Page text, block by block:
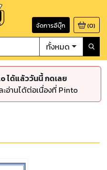
จัดการอีบุ๊ก (0)
ทั้งหมด
ได้แล้ววันนี้ กดเลย
อ่านได้ต่อเนื่องที่ Pinto